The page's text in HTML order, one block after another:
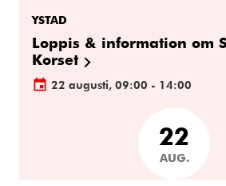
YSTAD
Loppis & information om
Korset
22 augusti, 09:00 - 14:00
22
AUG.